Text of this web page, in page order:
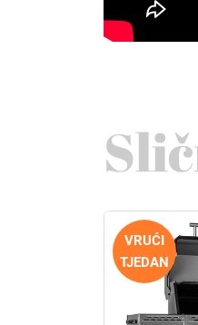
VRUĆI
TJEDAN